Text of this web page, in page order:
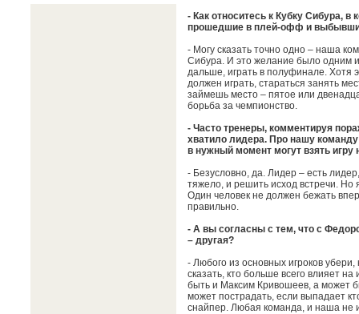
- Как относитесь к Кубку Сибура,
прошедшие в плей-офф и
- Могу сказать точно одно – наша
Сибура. И это желание было одним
дальше, играть в полуфинале. Хотя
должен играть, стараться занять
займешь место – пятое или
борьба за чемпионство.
- Часто тренеры, комментируя
хватило лидера. Про нашу
в нужный момент могут взять игру
- Безусловно, да. Лидер – есть
тяжело, и решить исход встречи.
Один человек не должен бежать
правильно.
- А вы согласны с тем, что с
– другая?
- Любого из основных игроков
сказать, кто больше всего влияет
быть и Максим Кривошеев, а может
может пострадать, если выпадает
снайпер. Любая команда, и наша не